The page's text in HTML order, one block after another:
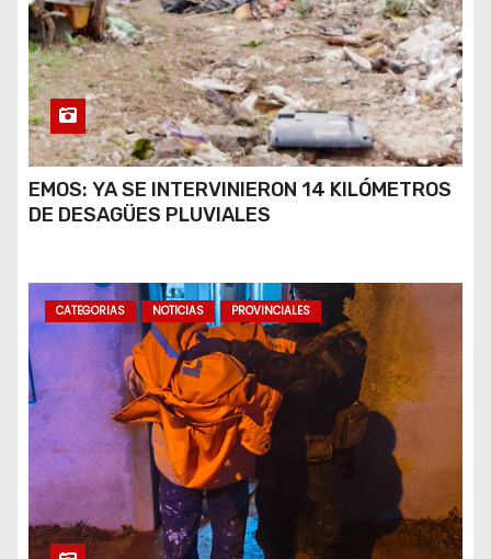
EMOS: YA SE INTERVINIERON 14 KILÓMETROS
DE DESAGÜES PLUVIALES
CATEGORIAS NOTICIAS PROVINCIALES